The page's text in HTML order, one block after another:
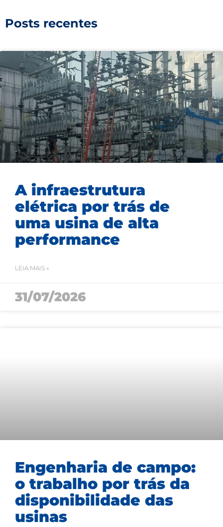
Posts recentes
A infraestrutura
elétrica por trás de
uma usina de alta
performance
LEIA MAIS »
31/07/2026
Engenharia de campo:
o trabalho por trás da
disponibilidade das
usinas